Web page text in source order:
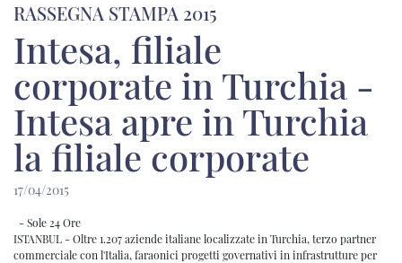
RASSEGNA STAMPA 2015
Intesa, filiale
corporate in Turchia -
Intesa apre in Turchia
la filiale corporate
17/04/2015
- Sole 24 Ore
ISTANBUL - Oltre 1.207 aziende italiane localizzate in Turchia, terzo partner
commerciale con l'Italia, faraonici progetti governativi in infrastrutture per